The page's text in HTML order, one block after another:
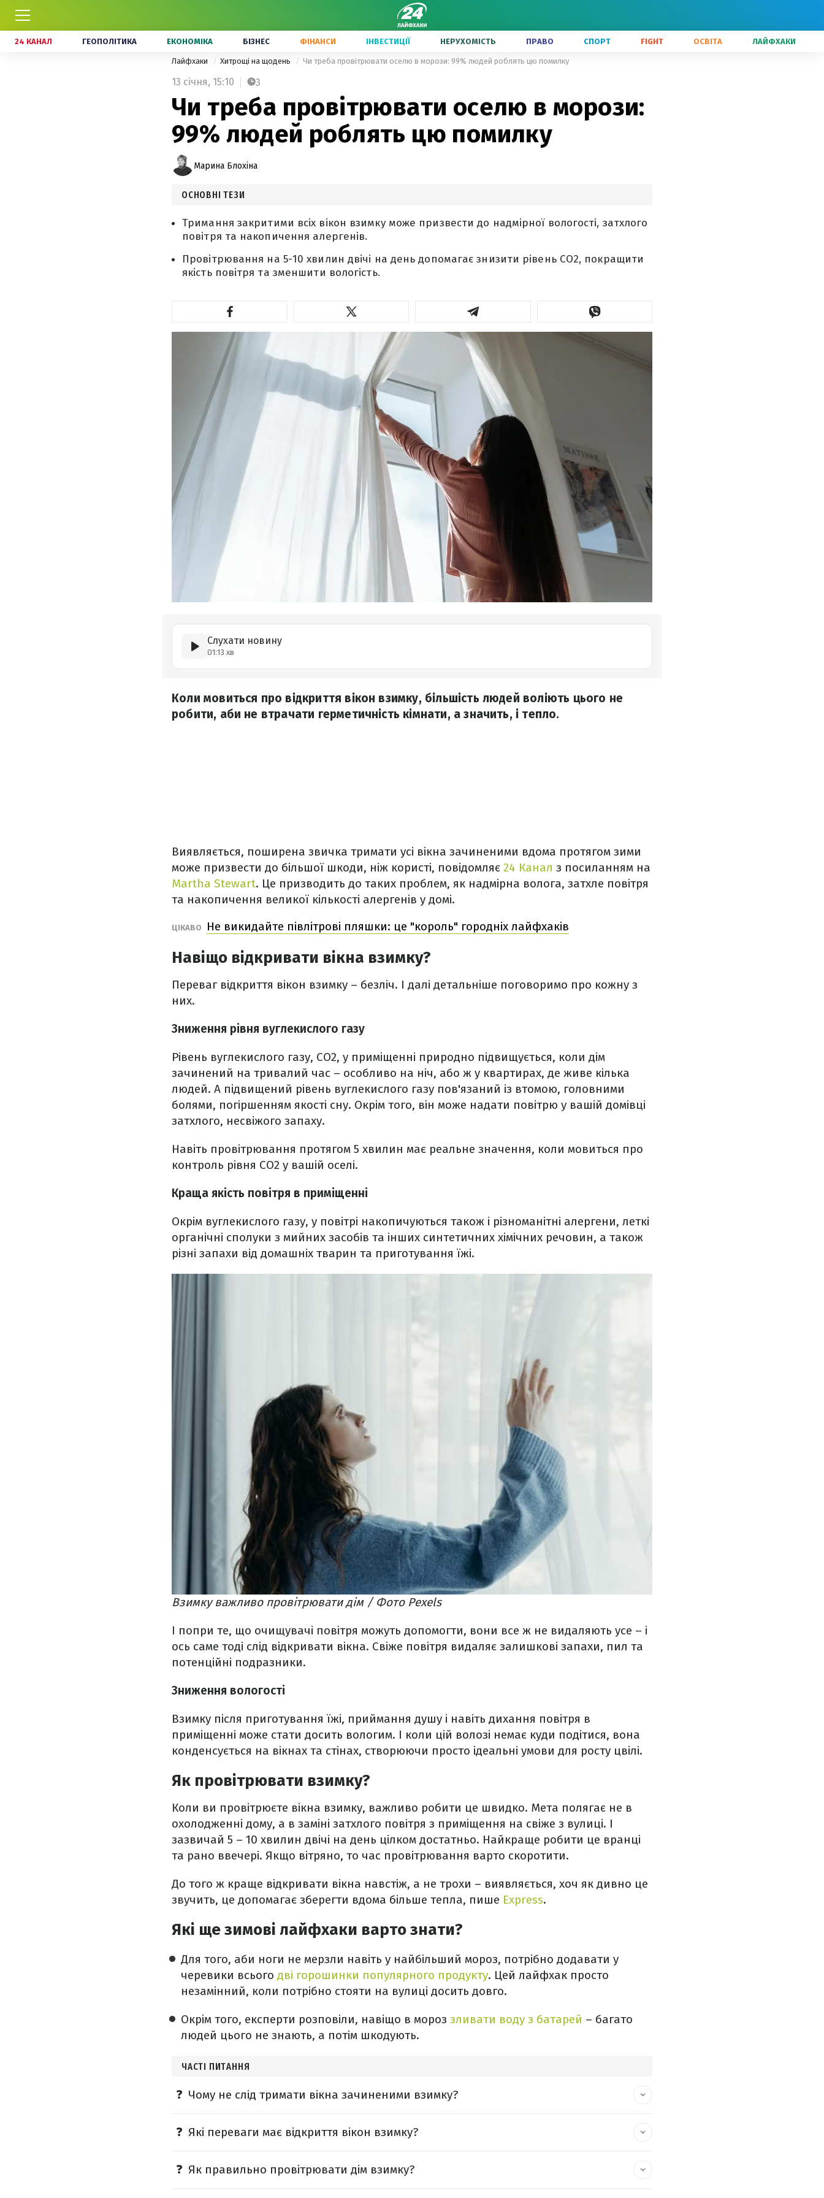
24 КАНАЛ ГЕОПОЛІТИКА ЕКОНОМІКА БІЗНЕС ФІНАНСИ ІНВЕСТИЦІЇ НЕРУХОМІСТЬ ПРАВО СПОРТ FIGHT ОСВІТА ЛАЙФХАКИ
Лайфхаки Хитрощі на щодень Чи треба провітрювати оселю в морози: 99% людей роблять цю помилку
13 січня, 15:10 3
Чи треба провітрювати оселю в морози:
99% людей роблять цю помилку
Марина Блохіна
ОСНОВНІ ТЕЗИ
Тримання закритими всіх вікон взимку може призвести до надмірної вологості, затхлого
повітря та накопичення алергенів.
Провітрювання на 5-10 хвилин двічі на день допомагає знизити рівень CO2, покращити
якість повітря та зменшити вологість.
Слухати новину
01:13 хв
Коли мовиться про відкриття вікон взимку, більшість людей воліють цього не
робити, аби не втрачати герметичність кімнати, а значить, і тепло.
Виявляється, поширена звичка тримати усі вікна зачиненими вдома протягом зими
може призвести до більшої шкоди, ніж користі, повідомляє 24 Канал з посиланням на
Martha Stewart. Це призводить до таких проблем, як надмірна волога, затхле повітря
та накопичення великої кількості алергенів у домі.
ЦІКАВО Не викидайте півлітрові пляшки: це "король" городніх лайфхаків
Навіщо відкривати вікна взимку?
Переваг відкриття вікон взимку – безліч. І далі детальніше поговоримо про кожну з
них.
Зниження рівня вуглекислого газу
Рівень вуглекислого газу, CO2, у приміщенні природно підвищується, коли дім
зачинений на тривалий час – особливо на ніч, або ж у квартирах, де живе кілька
людей. А підвищений рівень вуглекислого газу пов'язаний із втомою, головними
болями, погіршенням якості сну. Окрім того, він може надати повітрю у вашій домівці
затхлого, несвіжого запаху.
Навіть провітрювання протягом 5 хвилин має реальне значення, коли мовиться про
контроль рівня CO2 у вашій оселі.
Краща якість повітря в приміщенні
Окрім вуглекислого газу, у повітрі накопичуються також і різноманітні алергени, леткі
органічні сполуки з мийних засобів та інших синтетичних хімічних речовин, а також
різні запахи від домашніх тварин та приготування їжі.
Взимку важливо провітрювати дім / Фото Pexels
І попри те, що очищувачі повітря можуть допомогти, вони все ж не видаляють усе – і
ось саме тоді слід відкривати вікна. Свіже повітря видаляє залишкові запахи, пил та
потенційні подразники.
Зниження вологості
Взимку після приготування їжі, приймання душу і навіть дихання повітря в
приміщенні може стати досить вологим. І коли цій волозі немає куди подітися, вона
конденсується на вікнах та стінах, створюючи просто ідеальні умови для росту цвілі.
Як провітрювати взимку?
Коли ви провітрюєте вікна взимку, важливо робити це швидко. Мета полягає не в
охолодженні дому, а в заміні затхлого повітря з приміщення на свіже з вулиці. І
зазвичай 5 – 10 хвилин двічі на день цілком достатньо. Найкраще робити це вранці
та рано ввечері. Якщо вітряно, то час провітрювання варто скоротити.
До того ж краще відкривати вікна навстіж, а не трохи – виявляється, хоч як дивно це
звучить, це допомагає зберегти вдома більше тепла, пише Express.
Які ще зимові лайфхаки варто знати?
Для того, аби ноги не мерзли навіть у найбільший мороз, потрібно додавати у
черевики всього дві горошинки популярного продукту. Цей лайфхак просто
незамінний, коли потрібно стояти на вулиці досить довго.
Окрім того, експерти розповіли, навіщо в мороз зливати воду з батарей – багато
людей цього не знають, а потім шкодують.
ЧАСТІ ПИТАННЯ
Чому не слід тримати вікна зачиненими взимку?
Які переваги має відкриття вікон взимку?
Як правильно провітрювати дім взимку?